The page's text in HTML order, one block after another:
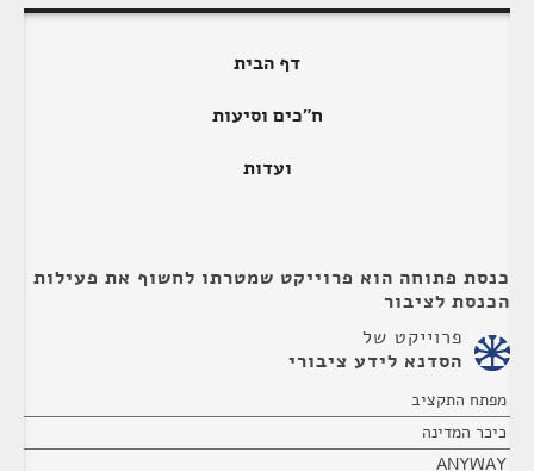
דף הבית
ח"כים וסיעות
ועדות
כנסת פתוחה הוא פרוייקט שמטרתו לחשוף את פעילות
הכנסת לציבור
פרוייקט של
הסדנא לידע ציבורי
מפתח התקציב
כיכר המדינה
ANYWAY